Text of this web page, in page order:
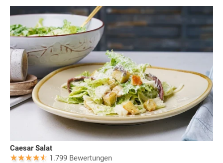
Caesar Salat
1.799 Bewertungen